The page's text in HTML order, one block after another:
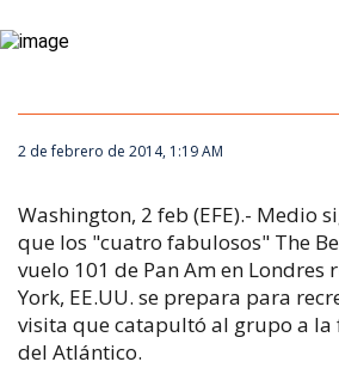
2 de febrero de 2014, 1:19 AM
Washington, 2 feb (EFE).- Medio
que los "cuatro fabulosos" The
vuelo 101 de Pan Am en Londres
York, EE.UU. se prepara para
visita que catapultó al grupo a la
del Atlántico.